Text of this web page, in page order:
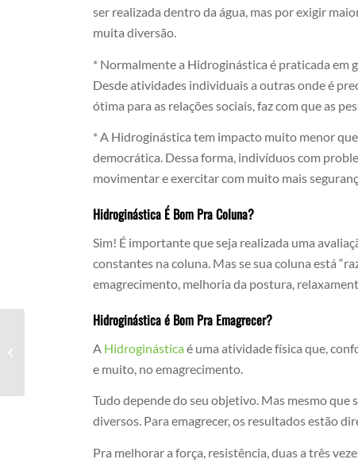
ser realizada dentro da água, mas por exigir
muita diversão.
* Normalmente a Hidroginástica é praticada em
Desde atividades individuais a outras onde é
ótima para as relações sociais, faz com que as
* A Hidroginástica tem impacto muito menor
democrática. Dessa forma, indivíduos com
movimentar e exercitar com muito mais
Hidroginástica É Bom Pra Coluna?
Sim! É importante que seja realizada uma
constantes na coluna. Mas se sua coluna está
emagrecimento, melhoria da postura,
Hidroginástica é Bom Pra Emagrecer?
A Hidroginásticaé uma atividade física que,
e muito, no emagrecimento.
Tudo depende do seu objetivo. Mas mesmo que
diversos. Para emagrecer, os resultados estão
Pra melhorar a força, resistência, duas a três
Hidroginástica É Bom Pra Quem Tem